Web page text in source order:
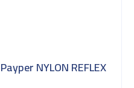
NYLON REFLEX